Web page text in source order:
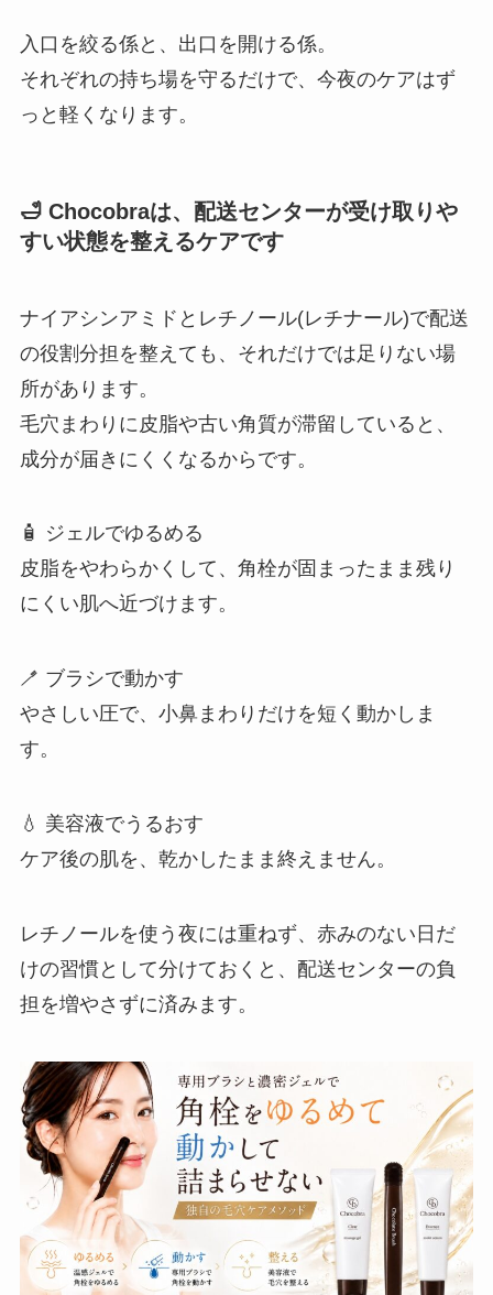
入口を絞る係と、出口を開ける係。
それぞれの持ち場を守るだけで、今夜のケアはず
っと軽くなります。
🛁 Chocobraは、配送センターが受け取りや
すい状態を整えるケアです
ナイアシンアミドとレチノール(レチナール)で配送
の役割分担を整えても、それだけでは足りない場
所があります。
毛穴まわりに皮脂や古い角質が滞留していると、
成分が届きにくくなるからです。
🧴 ジェルでゆるめる
皮脂をやわらかくして、角栓が固まったまま残り
にくい肌へ近づけます。
🪥 ブラシで動かす
やさしい圧で、小鼻まわりだけを短く動かしま
す。
💧 美容液でうるおす
ケア後の肌を、乾かしたまま終えません。
レチノールを使う夜には重ねず、赤みのない日だ
けの習慣として分けておくと、配送センターの負
担を増やさずに済みます。